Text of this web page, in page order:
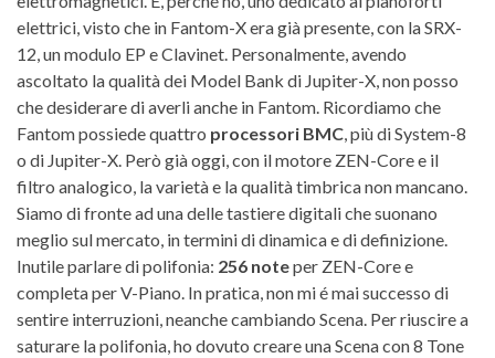
elettrici, visto che in Fantom-X era già presente, con la SRX-
12, un modulo EP e Clavinet. Personalmente, avendo
ascoltato la qualità dei Model Bank di Jupiter-X, non posso
che desiderare di averli anche in Fantom. Ricordiamo che
Fantom possiede quattro processori BMC, più di System-8
o di Jupiter-X. Però già oggi, con il motore ZEN-Core e il
filtro analogico, la varietà e la qualità timbrica non mancano.
Siamo di fronte ad una delle tastiere digitali che suonano
meglio sul mercato, in termini di dinamica e di definizione.
Inutile parlare di polifonia: 256 noteper ZEN-Core e
completa per V-Piano. In pratica, non mi é mai successo di
sentire interruzioni, neanche cambiando Scena. Per riuscire a
saturare la polifonia, ho dovuto creare una Scena con 8 Tone